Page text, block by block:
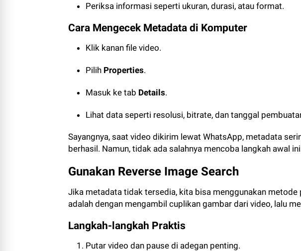
Periksa informasi seperti ukuran, durasi, atau format.
Cara Mengecek Metadata di Komputer
Klik kanan file video.
Pilih Properties.
Masuk ke tab Details.
Lihat data seperti resolusi, bitrate, dan tanggal
Sayangnya, saat video dikirim lewat WhatsApp, metadata
berhasil. Namun, tidak ada salahnya mencoba langkah awal
Gunakan Reverse Image Search
Jika metadata tidak tersedia, kita bisa menggunakan metode
adalah dengan mengambil cuplikan gambar dari video, lalu
Langkah-langkah Praktis
Putar video dan pause di adegan penting.